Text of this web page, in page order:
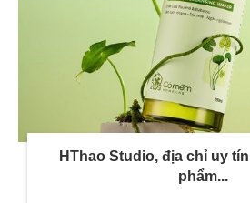
HThao Studio, địa chỉ uy
phẩm...